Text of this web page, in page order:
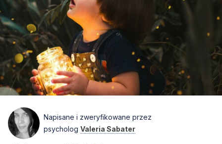
Napisane i zweryfikowane przez
psycholog Valeria Sabater